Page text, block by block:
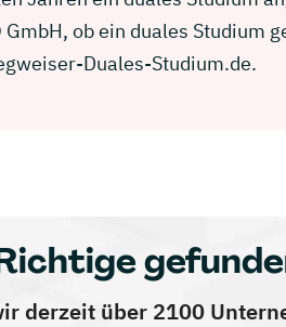
ob ein duales Studium
Duales-Studium.de.
derzeit über 2100